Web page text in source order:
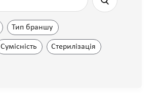
Тип браншу
Сумісність Стерилізація